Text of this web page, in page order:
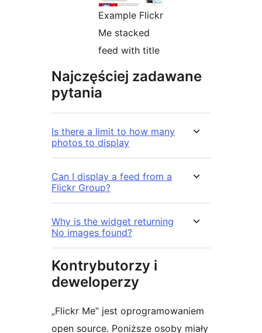
Example Flickr
Me stacked
feed with title
Najczęściej zadawane
pytania
Is there a limit to how many
photos to display
Can I display a feed from a
Flickr Group?
Why is the widget returning
No images found?
Kontrybutorzy i
deweloperzy
„Flickr Me” jest oprogramowaniem
open source. Poniższe osoby miały